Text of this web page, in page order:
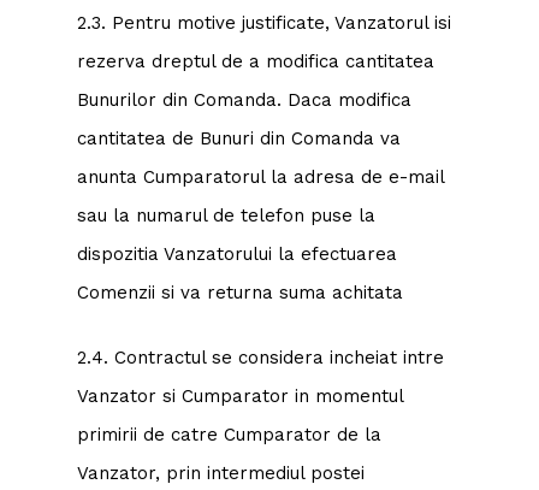
2.3. Pentru motive justificate, Vanzatorul isi
rezerva dreptul de a modifica cantitatea
Bunurilor din Comanda. Daca modifica
cantitatea de Bunuri din Comanda va
anunta Cumparatorul la adresa de e-mail
sau la numarul de telefon puse la
dispozitia Vanzatorului la efectuarea
Comenzii si va returna suma achitata
2.4. Contractul se considera incheiat intre
Vanzator si Cumparator in momentul
primirii de catre Cumparator de la
Vanzator, prin intermediul postei